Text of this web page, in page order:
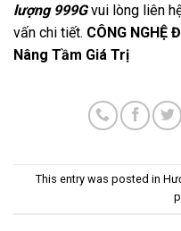
lượng 999G vui lòng liên
vấn chi tiết. CÔNG NGHỆ
Nâng Tầm Giá Trị
This entry was posted in